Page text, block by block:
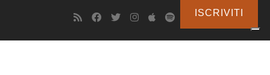
ISCRIVITI